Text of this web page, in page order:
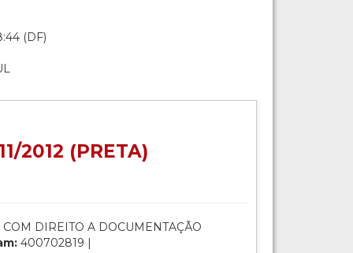
(DF)
2012 (PRETA)
DIREITO A DOCUMENTAÇÃO
400702819 |